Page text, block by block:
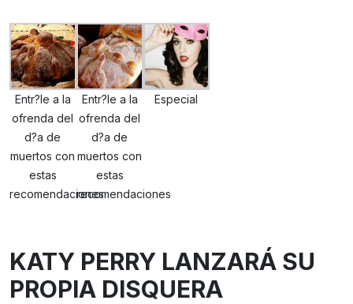
Entr?le a la
ofrenda del
d?a de
muertos con
estas
recomendaciones
Entr?le a la
ofrenda del
d?a de
muertos con
estas
recomendaciones
Especial
KATY PERRY LANZARÁ SU
PROPIA DISQUERA